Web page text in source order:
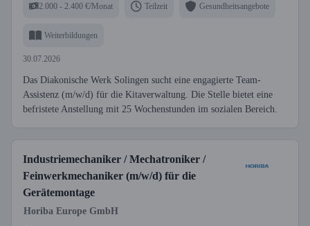
2.000 - 2.400 €/Monat Teilzeit Gesundheitsangebote
Weiterbildungen
30.07.2026
Das Diakonische Werk Solingen sucht eine engagierte Team-
Assistenz (m/w/d) für die Kitaverwaltung. Die Stelle bietet eine
befristete Anstellung mit 25 Wochenstunden im sozialen Bereich.
Industriemechaniker / Mechatroniker /
Feinwerkmechaniker (m/w/d) für die
Gerätemontage
Horiba Europe GmbH